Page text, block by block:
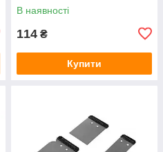
В наявності
114 ₴
Купити